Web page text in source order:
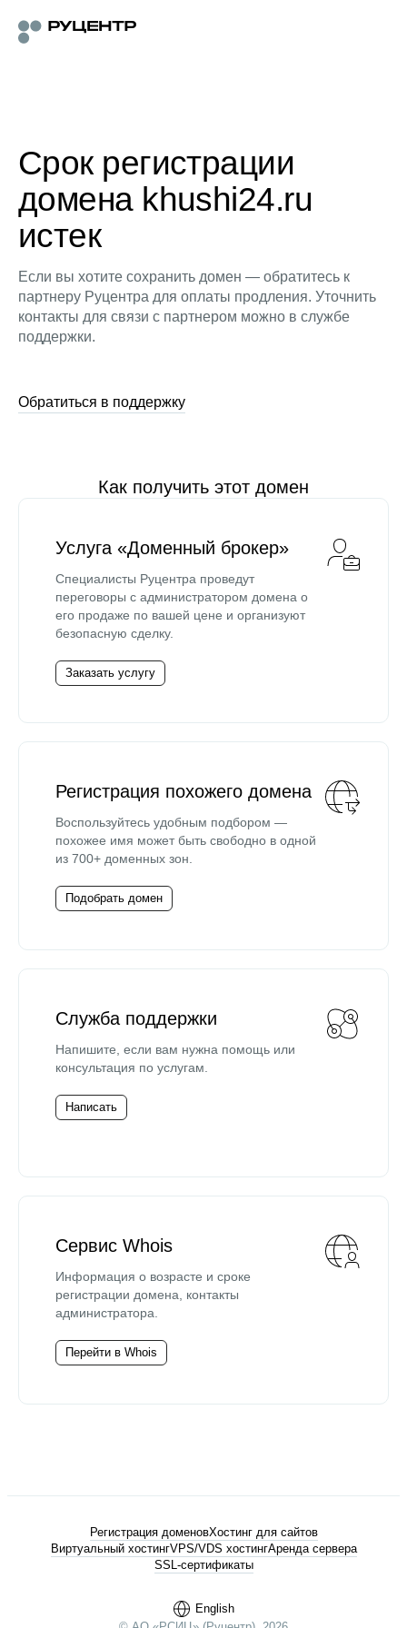
Срок регистрации
домена khushi24.ru
истек
Если вы хотите сохранить домен — обратитесь к
партнеру Руцентра для оплаты продления. Уточнить
контакты для связи с партнером можно в службе
поддержки.
Обратиться в поддержку
Как получить этот домен
Услуга «Доменный брокер»
Специалисты Руцентра проведут
переговоры с администратором домена о
его продаже по вашей цене и организуют
безопасную сделку.
Заказать услугу
Регистрация похожего домена
Воспользуйтесь удобным подбором —
похожее имя может быть свободно в одной
из 700+ доменных зон.
Подобрать домен
Служба поддержки
Напишите, если вам нужна помощь или
консультация по услугам.
Написать
Сервис Whois
Информация о возрасте и сроке
регистрации домена, контакты
администратора.
Перейти в Whois
English
Регистрация доменовХостинг для сайтов
Виртуальный хостингVPS/VDS хостингАренда сервера
SSL-сертификаты